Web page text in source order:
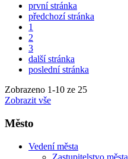
první stránka
předchozí stránka
1
2
3
další stránka
poslední stránka
Zobrazeno 1-10 ze 25
Zobrazit vše
Město
Vedení města
Zastupitelstvo města